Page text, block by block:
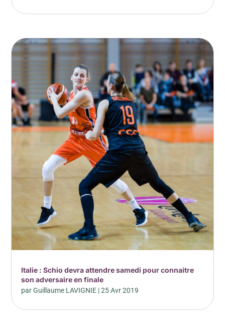
Italie : Schio devra attendre samedi pour connaitre
son adversaire en finale
parGuillaume LAVIGNIE |25 Avr 2019